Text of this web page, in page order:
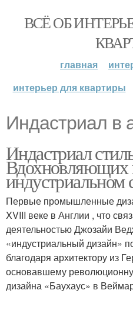
ВСЁ ОБ
главная
интерьер для квартиры
Индастриал в
Индастриал
Вдохновляющих
индустриальном
Первые промышленные
XVIII веке в Англии , что
деятельностью Джозайи
«индустриальный дизайн»
благодаря архитектору из
основавшему
дизайна «Баухаус» в